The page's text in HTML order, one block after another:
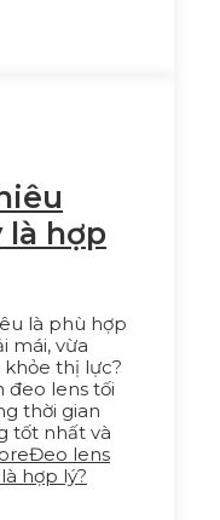
hợp
là phù hợp
mái, vừa
thị lực?
đeo lens tối
thời gian
tốt nhất và
Đeo lens
hợp lý?